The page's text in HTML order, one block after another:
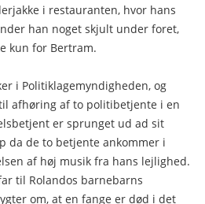
i restauranten, hvor hans
han noget skjult under foret,
kun for Bertram.
i Politiklagemyndigheden, og
afhøring af to politibetjente i en
er sprunget ud ad sit
da de to betjente ankommer i
af høj musik fra hans lejlighed.
til Rolandos barnebarns
om, at en fange er død i det